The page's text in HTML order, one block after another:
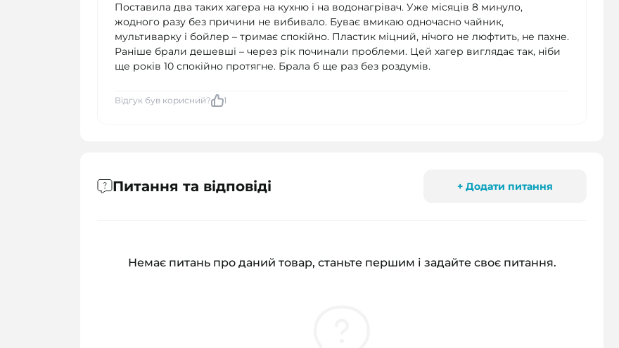
Поставила два таких хагера на кухню і на водонагрівач. Уже місяців 8 минуло,
жодного разу без причини не вибивало. Буває вмикаю одночасно чайник,
мультиварку і бойлер – тримає спокійно. Пластик міцний, нічого не люфтить, не пахне.
Раніше брали дешевші – через рік починали проблеми. Цей хагер виглядає так, ніби
ще років 10 спокійно протягне. Брала б ще раз без роздумів.
Відгук був корисний? 1
Питання та відповіді + Додати питання
Немає питань про даний товар, станьте першим і задайте своє питання.